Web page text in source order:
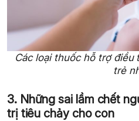
Các loại thuốc hỗ trợ điều
trẻ
3. Những sai lầm chết
trị tiêu chảy cho con